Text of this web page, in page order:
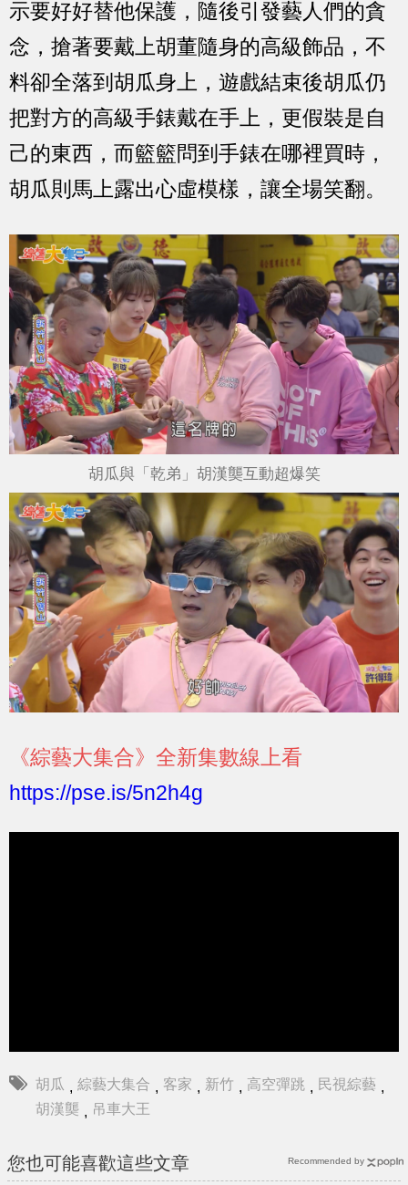
示要好好替他保護，隨後引發藝人們的貪
念，搶著要戴上胡董隨身的高級飾品，不
料卻全落到胡瓜身上，遊戲結束後胡瓜仍
把對方的高級手錶戴在手上，更假裝是自
己的東西，而籃籃問到手錶在哪裡買時，
胡瓜則馬上露出心虛模樣，讓全場笑翻。
胡瓜與「乾弟」胡漢龑互動超爆笑
《綜藝大集合》 全新集數線上看
https://pse.is/5n2h4g
胡瓜 , 綜藝大集合 , 客家 , 新竹 , 高空彈跳 , 民視綜藝 ,
胡漢龑 , 吊車大王
您也可能喜歡這些文章 Recommended by